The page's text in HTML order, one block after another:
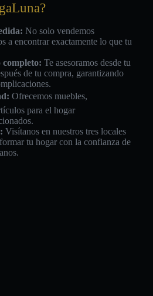
No solo vendemos
a encontrar exactamente lo que tu
completo: Te asesoramos desde tu
de tu compra, garantizando
Ofrecemos muebles,
para el hogar
Visítanos en nuestros tres locales
tu hogar con la confianza de